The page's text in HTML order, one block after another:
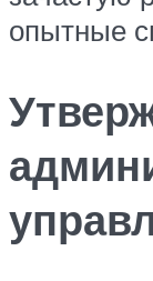
опытные